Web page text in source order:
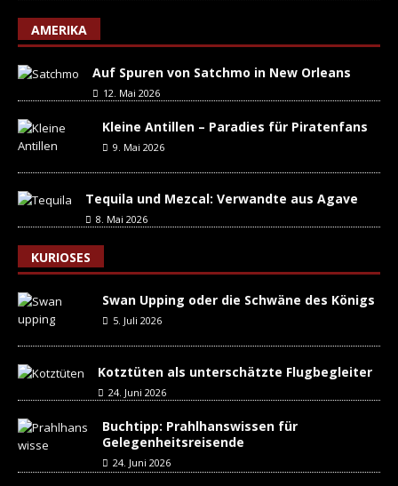
AMERIKA
Auf Spuren von Satchmo in New Orleans
12. Mai 2026
Kleine Antillen – Paradies für Piratenfans
9. Mai 2026
Tequila und Mezcal: Verwandte aus Agave
8. Mai 2026
KURIOSES
Swan Upping oder die Schwäne des Königs
5. Juli 2026
Kotztüten als unterschätzte Flugbegleiter
24. Juni 2026
Buchtipp: Prahlhanswissen für
Gelegenheitsreisende
24. Juni 2026